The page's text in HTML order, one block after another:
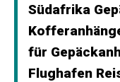
Südafrika
für
Flughafen